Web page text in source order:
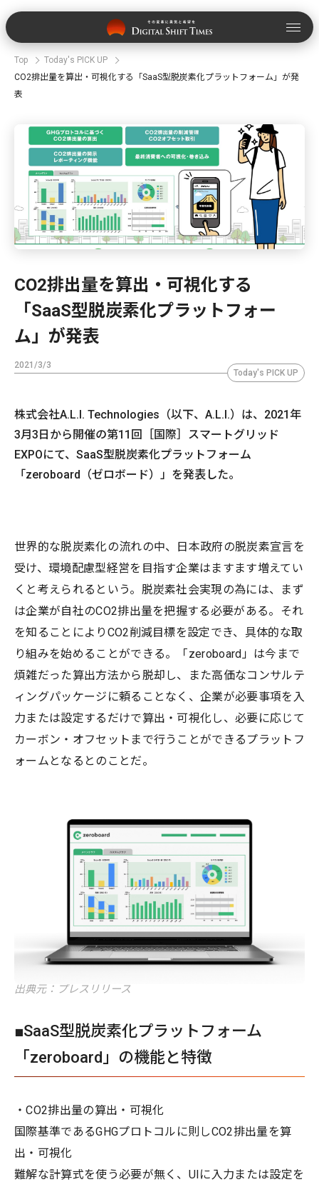
Top
Today's PICK UP
CO2排出量を算出・可視化する「SaaS型脱炭素化プラットフォーム」が発
表
CO2排出量を算出・可視化する
「SaaS型脱炭素化プラットフォー
ム」が発表
2021/3/3
Today's PICK UP
株式会社A.L.I. Technologies（以下、A.L.I.）は、2021年
3月3日から開催の第11回［国際］スマートグリッド
EXPOにて、SaaS型脱炭素化プラットフォーム
「zeroboard（ゼロボード）」を発表した。
世界的な脱炭素化の流れの中、日本政府の脱炭素宣言を
受け、環境配慮型経営を目指す企業はますます増えてい
くと考えられるという。脱炭素社会実現の為には、まず
は企業が自社のCO2排出量を把握する必要がある。それ
を知ることによりCO2削減目標を設定でき、具体的な取
り組みを始めることができる。「zeroboard」は今まで
煩雑だった算出方法から脱却し、また高価なコンサルテ
ィングパッケージに頼ることなく、企業が必要事項を入
力または設定するだけで算出・可視化し、必要に応じて
カーボン・オフセットまで行うことができるプラットフ
ォームとなるとのことだ。
出典元：プレスリリース
■SaaS型脱炭素化プラットフォーム
「zeroboard」の機能と特徴
・CO2排出量の算出・可視化
国際基準であるGHGプロトコルに則しCO2排出量を算
出・可視化
難解な計算式を使う必要が無く、UIに入力または設定を